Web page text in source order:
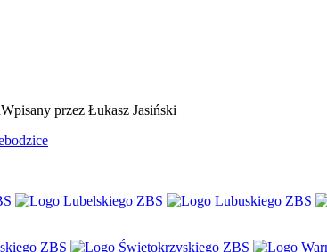
Wpisany przez Łukasz Jasiński